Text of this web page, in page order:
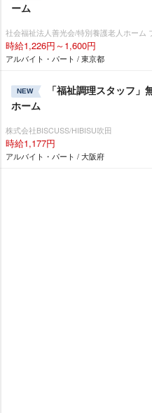
ーム
社会福祉法人善光会/特別養護老人ホーム
時給1,226円～1,600円
アルバイト・パート / 東京都
NEW
「福祉調理スタッフ
ホーム
株式会社BISCUSS/HIBISU吹田
時給1,177円
アルバイト・パート / 大阪府